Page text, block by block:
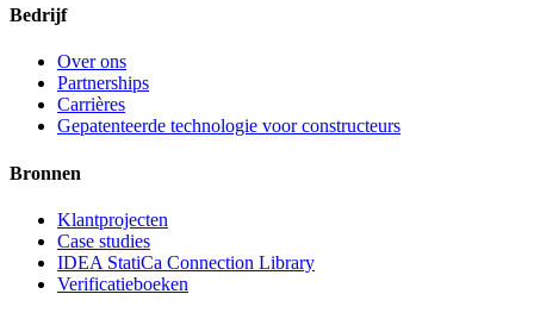
Bedrijf
Over ons
Partnerships
Carrières
Gepatenteerde technologie voor constructeurs
Bronnen
Klantprojecten
Case studies
IDEA StatiCa Connection Library
Verificatieboeken